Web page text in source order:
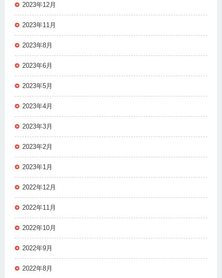
2023年12月
2023年11月
2023年8月
2023年6月
2023年5月
2023年4月
2023年3月
2023年2月
2023年1月
2022年12月
2022年11月
2022年10月
2022年9月
2022年8月